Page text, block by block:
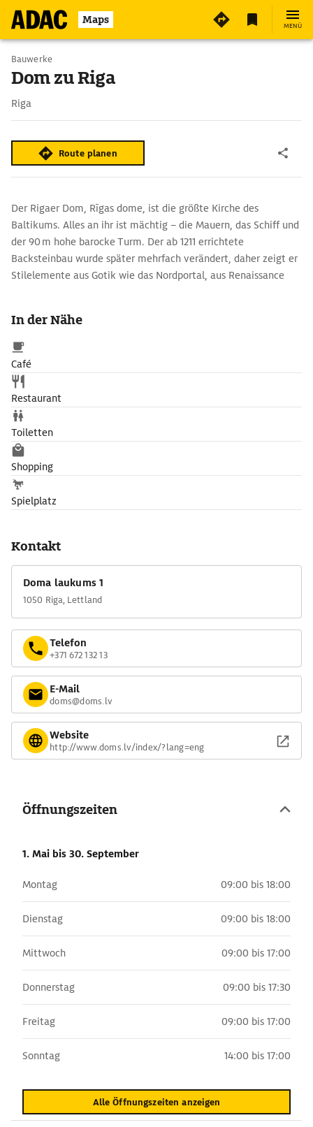
Maps MENÜ
Bauwerke
Dom zu Riga
Riga
Route planen
Der Rigaer Dom, Rīgas dome, ist die größte Kirche des
Baltikums. Alles an ihr ist mächtig – die Mauern, das Schiff und
der 90 m hohe barocke Turm. Der ab 1211 errichtete
Backsteinbau wurde später mehrfach verändert, daher zeigt er
Stilelemente aus Gotik wie das Nordportal, aus Renaissance
Rigaer Erzbischofs Wilhelm von Brandenburg (1539-61) zerstört.
Hinter dem Orgelprospekt von 1601 tönt seit 1884 die Walcker-
Orgel mit 6768 Pfeifen.
In der Nähe
Café
Restaurant
Toiletten
Shopping
Spielplatz
Kontakt
Doma laukums 1
1050 Riga, Lettland
Telefon
+371 672 132 13
E-Mail
doms@doms.lv
Website
http://www.doms.lv/index/?lang=eng
Öffnungszeiten
1. Mai bis 30. September
Montag 09:00 bis 18:00
Dienstag 09:00 bis 18:00
Mittwoch 09:00 bis 17:00
Donnerstag 09:00 bis 17:30
Freitag 09:00 bis 17:00
Sonntag 14:00 bis 17:00
Alle Öffnungszeiten anzeigen